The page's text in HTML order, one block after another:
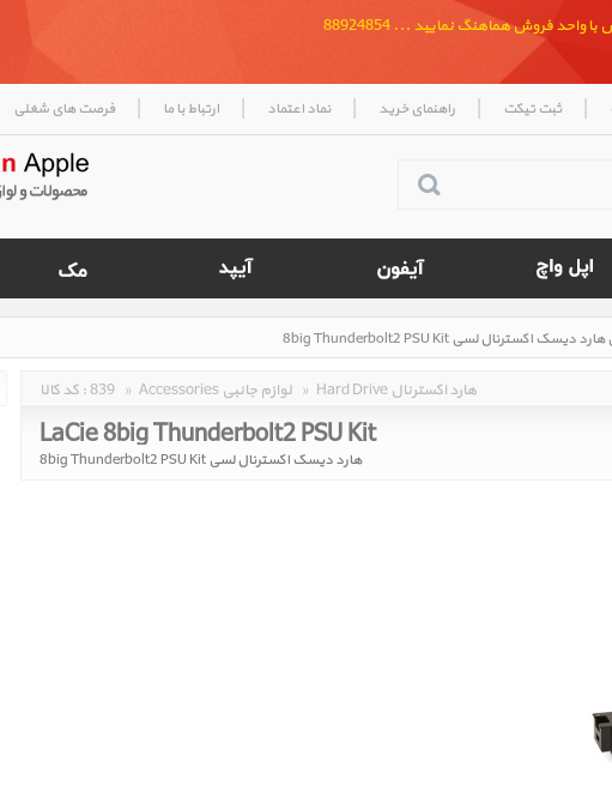
فروش هماهنگ نمایید ... 88924854
| ثبت تیکت | راهنمای خرید | نماد اعتماد | ارتباط با ما | فرصت های شغلی
کد کالا :839 » Accessories لوازم جانبی » Hard Drive هارد اکسترنال
LaCie 8big Thunderbolt2 PSU Kit‎
هارد دیسک اکسترنال لسی 8big Thunderbolt2 PSU Kit